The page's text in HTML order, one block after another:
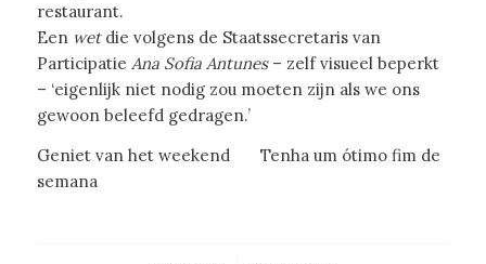
restaurant.
Een wetdie volgens de Staatssecretaris van
Participatie Ana Sofia Antunes– zelf visueel beperkt
– ‘eigenlijk niet nodig zou moeten zijn als we ons
gewoon beleefd gedragen.’
Geniet van het weekend Tenha um ótimo fim de
semana